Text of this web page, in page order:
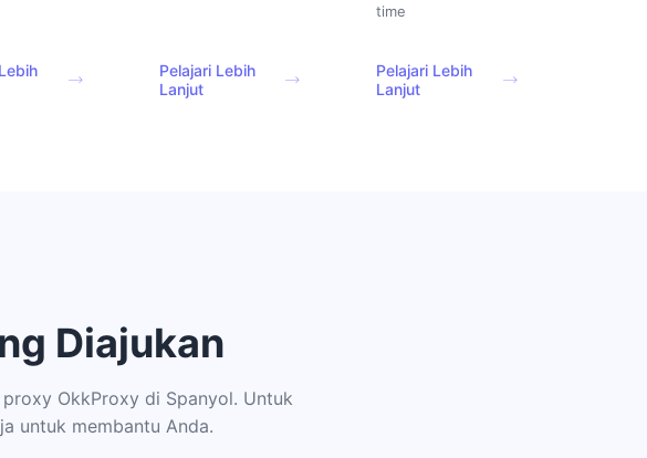
Pelajari Lebih
Lanjut
time
Pelajari Lebih
Lanjut
Diajukan
OkkProxy di Spanyol. Untuk
untuk membantu Anda.